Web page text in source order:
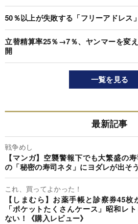
50％以上が失敗する「フリーアドレス
立替精算率25％→7％、ヤンマーを変
開
一覧を見る
最新記事
戦争めし
【マンガ】空襲警報下でも大繁盛の
の「秘密の寿司ネタ」にヨダレが出そ
これ、買ってよかった！
【しまむら】お薬手帳と診察券45
「ポケットたくさんケース」昭和レ
ない！《購入レビュー》